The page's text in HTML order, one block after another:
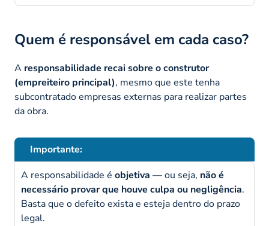
Quem é responsável em cada caso?
A responsabilidade recai sobre o construtor
(empreiteiro principal), mesmo que este tenha
subcontratado empresas externas para realizar partes
da obra.
Importante:
A responsabilidade é objetiva — ou seja, não é
necessário provar que houve culpa ou negligência.
Basta que o defeito exista e esteja dentro do prazo
legal.